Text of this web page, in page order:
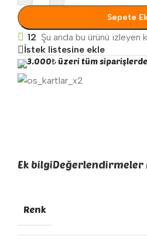
Sepete
12 Şu anda bu ürünü izleyen
İstek listesine ekle
3.000₺ üzeri tüm
Ek bilgiDeğerlendirmeler
Renk